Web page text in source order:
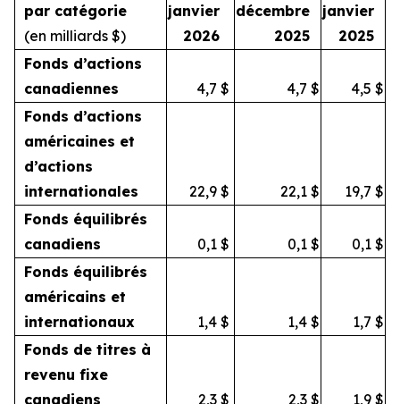
par catégorie
(en milliards $)
janvier
2026
décembre
2025
janvier
2025
Fonds d’actions
canadiennes
4,7 $ 4,7 $ 4,5 $
Fonds d’actions
américaines et
d’actions
internationales
22,9 $ 22,1 $ 19,7 $
Fonds équilibrés
canadiens
0,1 $ 0,1 $ 0,1 $
Fonds équilibrés
américains et
internationaux
1,4 $ 1,4 $ 1,7 $
Fonds de titres à
revenu fixe
canadiens
2,3 $ 2,3 $ 1,9 $